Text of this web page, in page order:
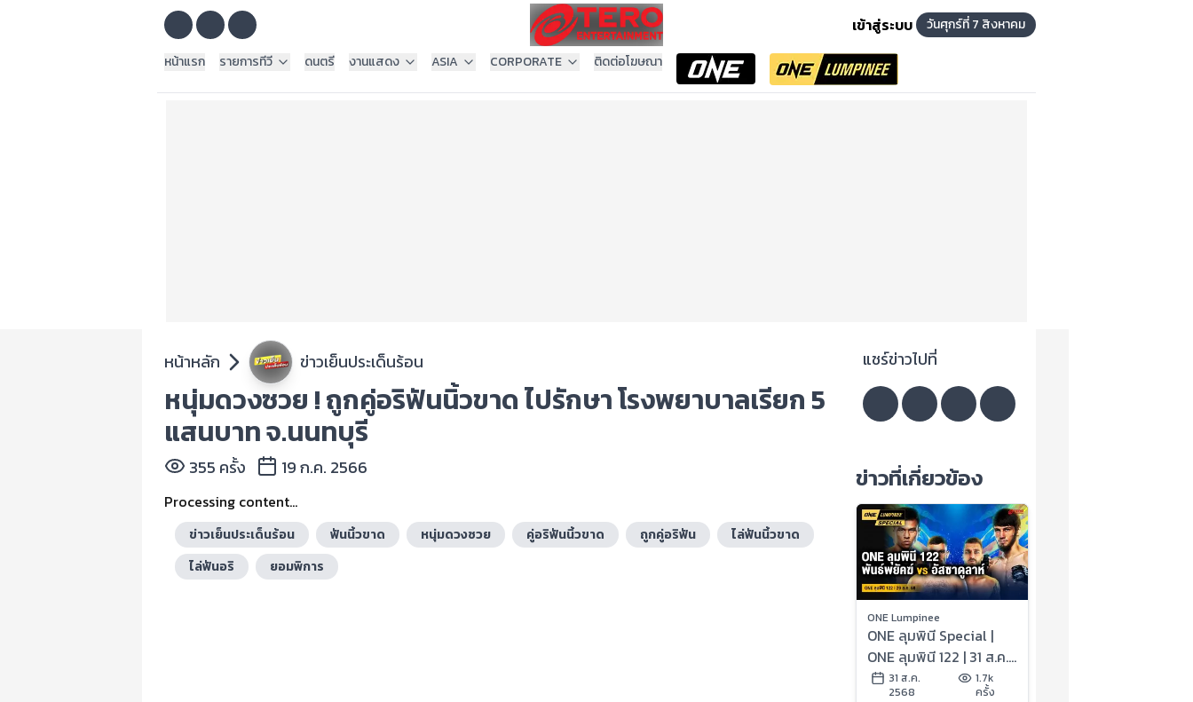
เข้าสู่ระบบ
วันศุกร์ที่ 7 สิงหาคม
หน้าแรก
รายการทีวี ดนตรี งานแสดง ASIA CORPORATE ติดต่อโฆษณา
หน้าหลัก ข่าวเย็นประเด็นร้อน
หนุ่มดวงซวย ! ถูกคู่อริฟันนิ้วขาด ไปรักษา โรงพยาบาลเรียก 5
แสนบาท จ.นนทบุรี
355 ครั้ง 19 ก.ค. 2566
Processing content...
ข่าวเย็นประเด็นร้อน ฟันนิ้วขาด หนุ่มดวงซวย คู่อริฟันนิ้วขาด ถูกคู่อริฟัน
ไล่ฟันนิ้วขาด
ไล่ฟันอริ
ยอมพิการ
แชร์ข่าวไปที่
ข่าวที่เกี่ยวข้อง
ONE Lumpinee
ONE ลุมพินี Special |
ONE ลุมพินี 122 | 31 ส.ค.
2568 | Ch7HD
31 ส.ค.
2568
1.7k
ครั้ง